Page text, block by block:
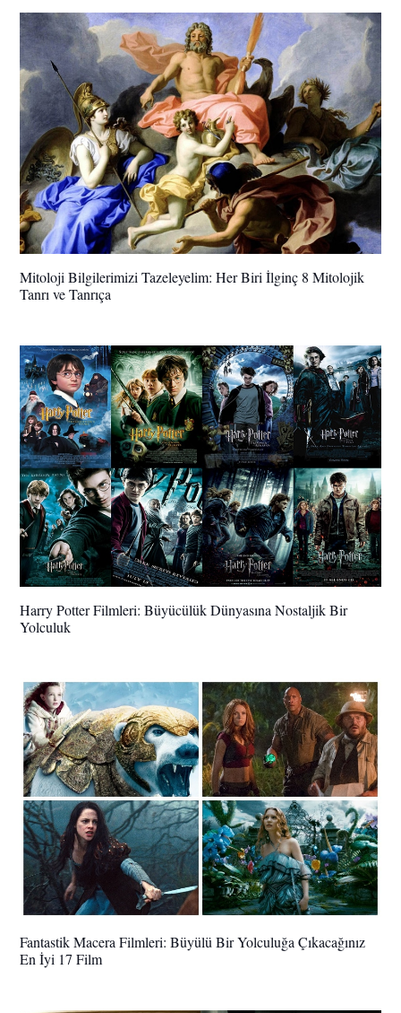
Mitoloji Bilgilerimizi Tazeleyelim: Her Biri İlginç 8 Mitolojik
Tanrı ve Tanrıça
Harry Potter Filmleri: Büyücülük Dünyasına Nostaljik Bir
Yolculuk
Fantastik Macera Filmleri: Büyülü Bir Yolculuğa Çıkacağınız
En İyi 17 Film